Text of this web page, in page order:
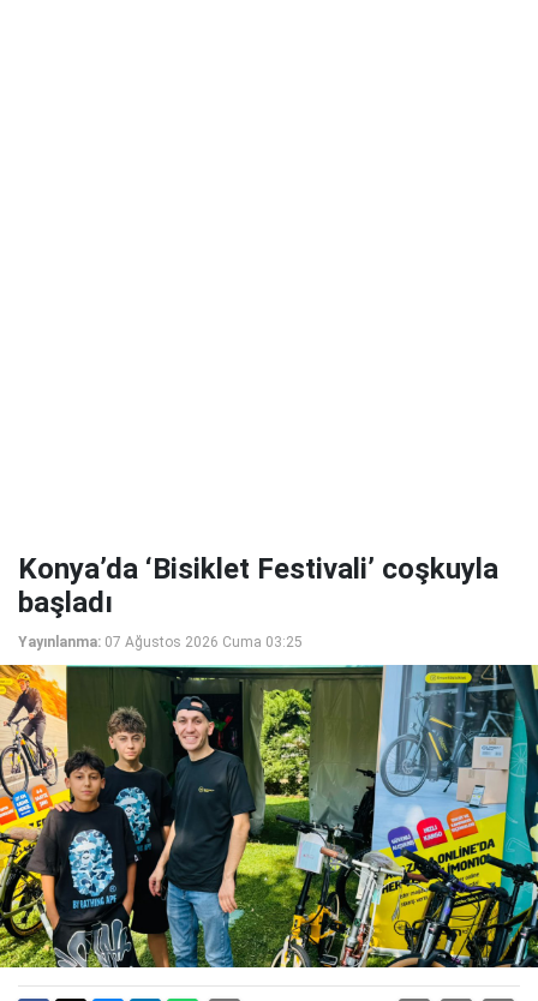
Konya’da ‘Bisiklet Festivali’ coşkuyla
başladı
Yayınlanma: 07 Ağustos 2026 Cuma 03:25